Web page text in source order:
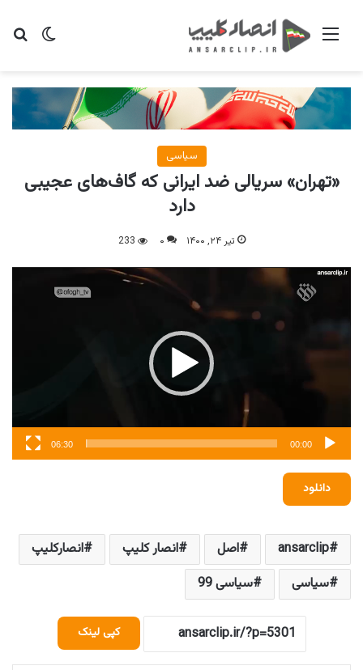
تغییر منو
سیاسی
«تهران» سریالی ضد ایرانی که گاف‌های عجیبی
دارد
تیر ۲۴, ۱۴۰۰ ۰ 233
نمایشگر
ویدیو
00:00
06:30
دانلود
ansarclip اصل انصار کلیپ
انصارکلیپ
سیاسی
سیاسی 99
کپی لینک